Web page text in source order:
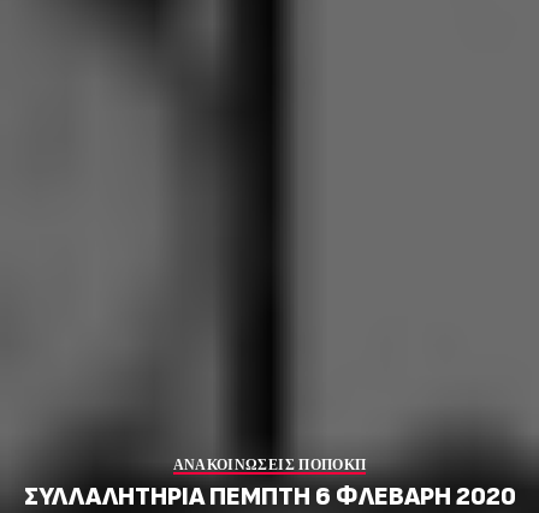
ΑΝΑΚΟΙΝΩΣΕΙΣ ΠΟΠΟΚΠ
ΣΥΛΛΑΛΗΤΗΡΙΑ ΠΕΜΠΤΗ 6 ΦΛΕΒΑΡΗ 2020